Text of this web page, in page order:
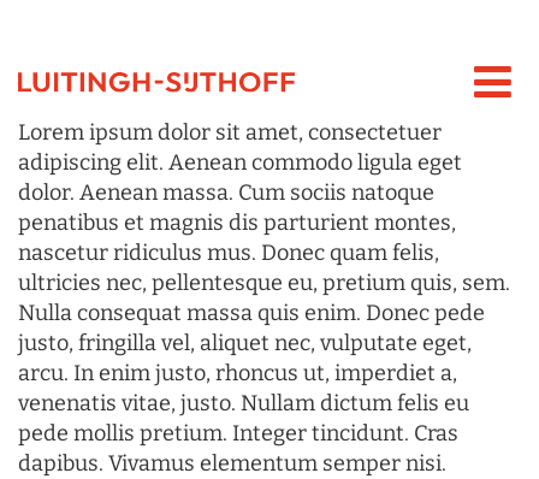
Lorem ipsum dolor sit amet, consectetuer
adipiscing elit. Aenean commodo ligula eget
dolor. Aenean massa. Cum sociis natoque
penatibus et magnis dis parturient montes,
nascetur ridiculus mus. Donec quam felis,
ultricies nec, pellentesque eu, pretium quis, sem.
Nulla consequat massa quis enim. Donec pede
justo, fringilla vel, aliquet nec, vulputate eget,
arcu. In enim justo, rhoncus ut, imperdiet a,
venenatis vitae, justo. Nullam dictum felis eu
pede mollis pretium. Integer tincidunt. Cras
dapibus. Vivamus elementum semper nisi.